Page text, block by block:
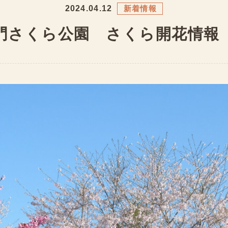
2024.04.12 新着情報
さくら公園 さくら開花情報